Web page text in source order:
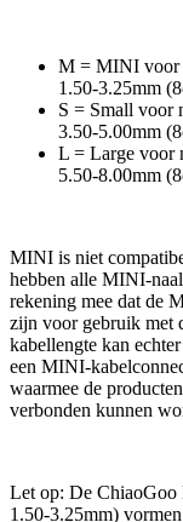
M = MINI voor
1.50-3.25mm
S = Small voor
3.50-5.00mm
L = Large voor
5.50-8.00mm
MINI is niet
hebben alle MINI-
rekening mee dat de
zijn voor gebruik met
kabellengte kan
een MINI-
waarmee de
verbonden kunnen
Let op: De ChiaoGoo
1.50-3.25mm)